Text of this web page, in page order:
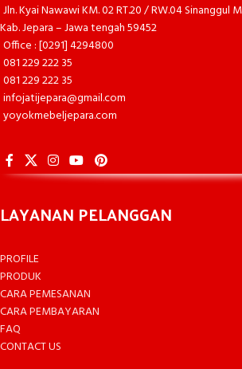
Jln. Kyai Nawawi KM. 02 RT.20 / RW.04 Sinanggul
Kab. Jepara – Jawa tengah 59452
Office : [0291] 4294800
081 229 222 35
081 229 222 35
infojatijepara@gmail.com
yoyokmebeljepara.com
LAYANAN PELANGGAN
PROFILE
PRODUK
CARA PEMESANAN
CARA PEMBAYARAN
FAQ
CONTACT US